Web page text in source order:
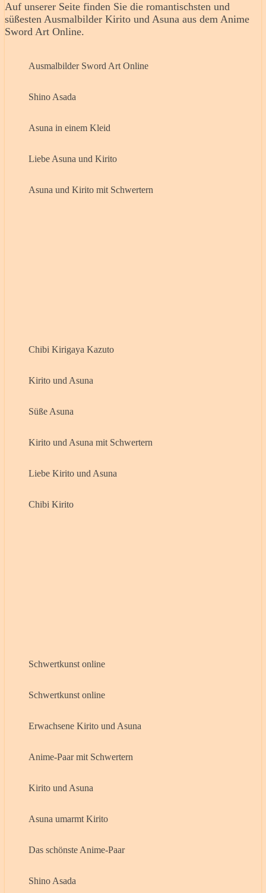
Auf unserer Seite finden Sie die romantischsten und
süßesten Ausmalbilder Kirito und Asuna aus dem Anime
Sword Art Online.
Ausmalbilder Sword Art Online
Shino Asada
Asuna in einem Kleid
Liebe Asuna und Kirito
Asuna und Kirito mit Schwertern
Chibi Kirigaya Kazuto
Kirito und Asuna
Süße Asuna
Kirito und Asuna mit Schwertern
Liebe Kirito und Asuna
Chibi Kirito
Schwertkunst online
Schwertkunst online
Erwachsene Kirito und Asuna
Anime-Paar mit Schwertern
Kirito und Asuna
Asuna umarmt Kirito
Das schönste Anime-Paar
Shino Asada